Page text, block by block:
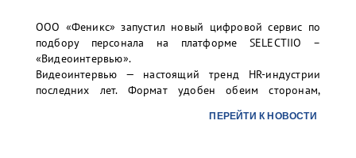
ООО «Феникс» запустил новый цифровой сервис по
подбору персонала на платформе SELECTIIO –
«Видеоинтервью».
Видеоинтервью — настоящий тренд HR-индустрии
последних лет. Формат удобен обеим сторонам,
сервису соискатель той или иной вакансии не тратит
ПЕРЕЙТИ К НОВОСТИ